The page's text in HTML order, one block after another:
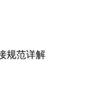
规范详解